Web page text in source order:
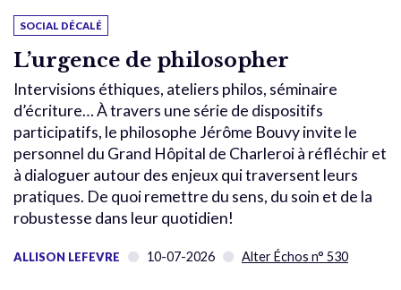
SOCIAL DÉCALÉ
L’urgence de philosopher
Intervisions éthiques, ateliers philos, séminaire
d’écriture… À travers une série de dispositifs
participatifs, le philosophe Jérôme Bouvy invite le
personnel du Grand Hôpital de Charleroi à réfléchir et
à dialoguer autour des enjeux qui traversent leurs
pratiques. De quoi remettre du sens, du soin et de la
robustesse dans leur quotidien!
ALLISON LEFEVRE 10-07-2026 Alter Échos n° 530